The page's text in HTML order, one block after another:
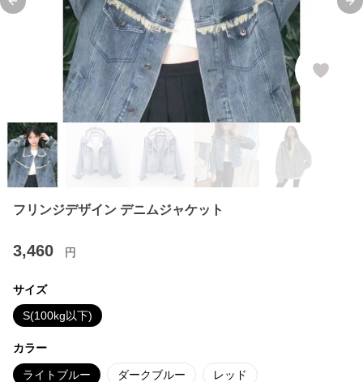
Previous slide
フリンジデザイン デニムジャケット
3,460 円
サイズ
S(100kg以下)
カラー
ライトブルー ダークブルー レッド